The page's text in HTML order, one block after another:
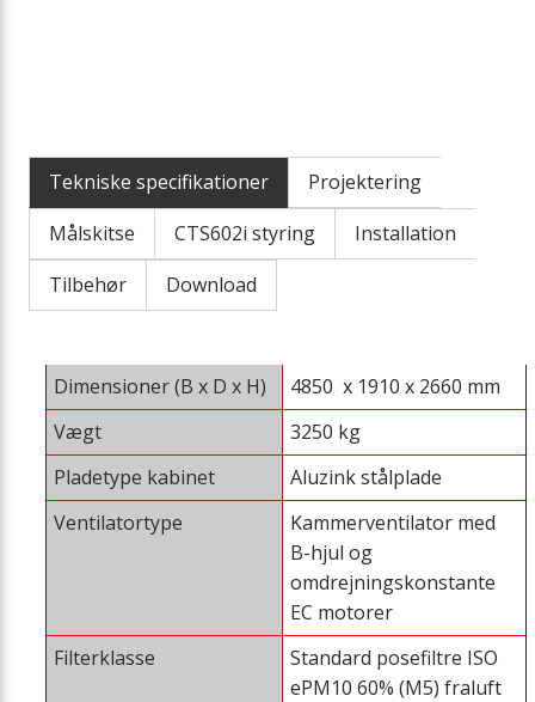
Tekniske specifikationer
Projektering
Målskitse
CTS602i styring
Installation
Tilbehør
Download
Dimensioner (B x D x H)
4850 x 1910 x 2660 mm
Vægt
3250 kg
Pladetype kabinet
Aluzink stålplade
Ventilatortype
Kammerventilator med
B-hjul og
omdrejningskonstante
EC motorer
Filterklasse
Standard posefiltre ISO
ePM10 60% (M5) fraluft